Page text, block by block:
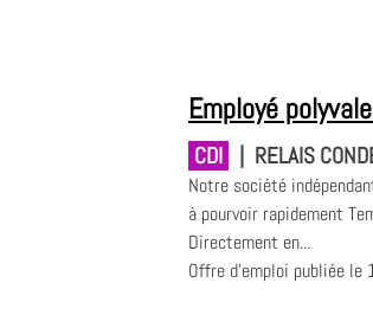
Employé
CDI | RELAIS
Notre société
à pourvoir rapidement
Directement en...
Offre d'emploi publiée